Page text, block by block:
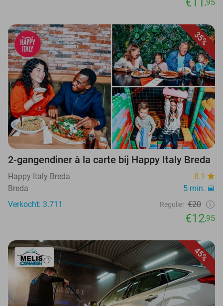
,95
35%
2-gangendiner à la carte bij Happy Italy Breda
Happy Italy Breda
8.1
Breda
5 min.
Verkocht: 3.711
Regulier €20
€12,95
45%